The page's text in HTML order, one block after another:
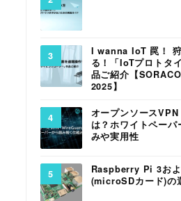
I wanna IoT 罠！
る！「IoTプロトタ
品ご紹介【
2025】
オープンソース
は？ホワイトペー
みや実用性
Raspberry Pi 3お
(microSDカード)